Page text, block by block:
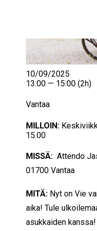
MILLOIN:
15.00
MISSÄ: Attendo
01700 Vantaa
MITÄ: Nyt on Vie
aika! Tule
asukkaiden
10/09/2025
13:00 — 15:00 (2h)
Vantaa